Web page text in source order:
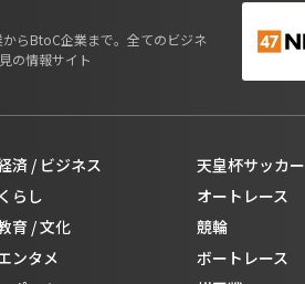
らBtoC企業まで。全てのビジネ
の情報サイト
済 / ビジネス
くらし
育 / 文化
ンタメ
天皇杯サッカー
オートレース
競輪
ボートレース